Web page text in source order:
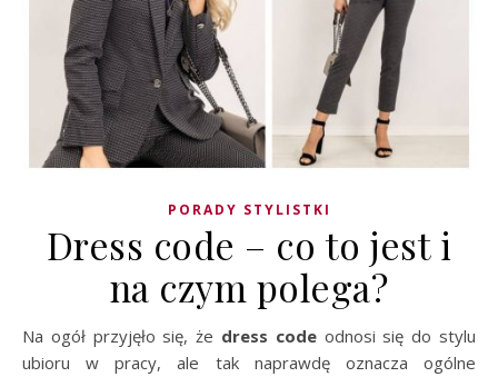
PORADY STYLISTKI
Dress code – co to jest i
na czym polega?
Na ogół przyjęło się, że dress codeodnosi się do stylu
ubioru w pracy, ale tak naprawdę oznacza ogólne